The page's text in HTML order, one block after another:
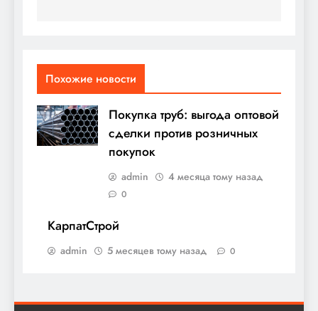
Похожие новости
Покупка труб: выгода оптовой
сделки против розничных
покупок
admin 4 месяца тому назад
0
КарпатСтрой
admin 5 месяцев тому назад 0